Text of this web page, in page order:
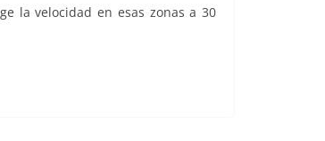
la velocidad en esas zonas a 30